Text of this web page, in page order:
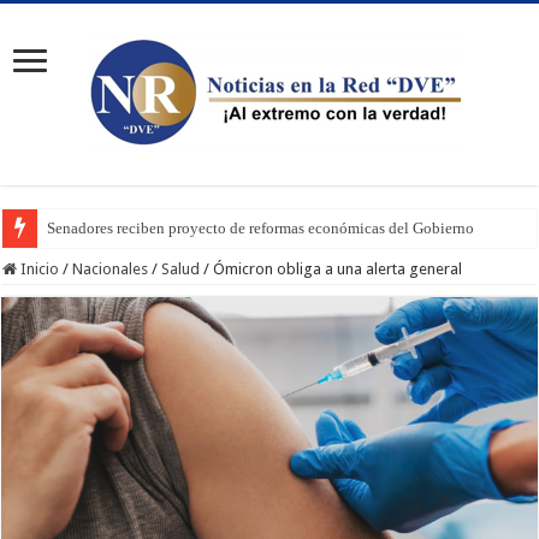
Senadores reciben proyecto de reformas económicas del Gobierno
Inicio / Nacionales / Salud / Ómicron obliga a una alerta general